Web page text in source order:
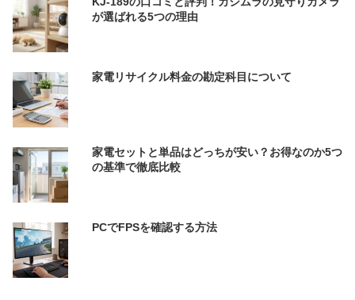
が選ばれる5つの理由
家電リサイクル料金の勘定科目について
家電セットと単品はどっちが安い？お得なのか5つ
の基準で徹底比較
PCでFPSを確認する方法